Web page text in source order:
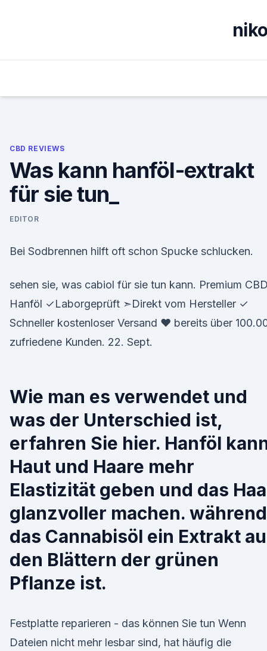
CBD REVIEWS
Was kann hanföl-extrakt
für sie tun_
EDITOR
Bei Sodbrennen hilft oft schon Spucke schlucken.
sehen sie, was cabiol für sie tun kann. Premium CBD
Hanföl ✓Laborgeprüft ➣Direkt vom Hersteller ✓
Schneller kostenloser Versand ♥ bereits über
zufriedene Kunden. 22. Sept.
Wie man es verwendet und
was der Unterschied ist,
erfahren Sie hier. Hanföl
Haut und Haare mehr
Elastizität geben und das
glanzvoller machen. während
das Cannabisöl ein Extrakt
den Blättern der grünen
Pflanze ist.
Festplatte reparieren - das können Sie tun Wenn
Dateien nicht mehr lesbar sind, hat häufig die